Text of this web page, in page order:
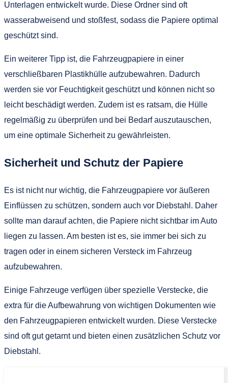
Unterlagen entwickelt wurde. Diese Ordner sind oft
wasserabweisend und stoßfest, sodass die Papiere optimal
geschützt sind.
Ein weiterer Tipp ist, die Fahrzeugpapiere in einer
verschließbaren Plastikhülle aufzubewahren. Dadurch
werden sie vor Feuchtigkeit geschützt und können nicht so
leicht beschädigt werden. Zudem ist es ratsam, die Hülle
regelmäßig zu überprüfen und bei Bedarf auszutauschen,
um eine optimale Sicherheit zu gewährleisten.
Sicherheit und Schutz der Papiere
Es ist nicht nur wichtig, die Fahrzeugpapiere vor äußeren
Einflüssen zu schützen, sondern auch vor Diebstahl. Daher
sollte man darauf achten, die Papiere nicht sichtbar im Auto
liegen zu lassen. Am besten ist es, sie immer bei sich zu
tragen oder in einem sicheren Versteck im Fahrzeug
aufzubewahren.
Einige Fahrzeuge verfügen über spezielle Verstecke, die
extra für die Aufbewahrung von wichtigen Dokumenten wie
den Fahrzeugpapieren entwickelt wurden. Diese Verstecke
sind oft gut getarnt und bieten einen zusätzlichen Schutz vor
Diebstahl.